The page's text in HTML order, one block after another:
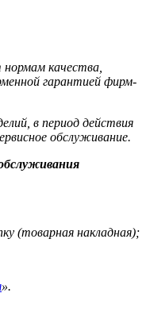
качества,
гарантией фирм-
в период действия
обслуживание.
(товарная накладная);
».